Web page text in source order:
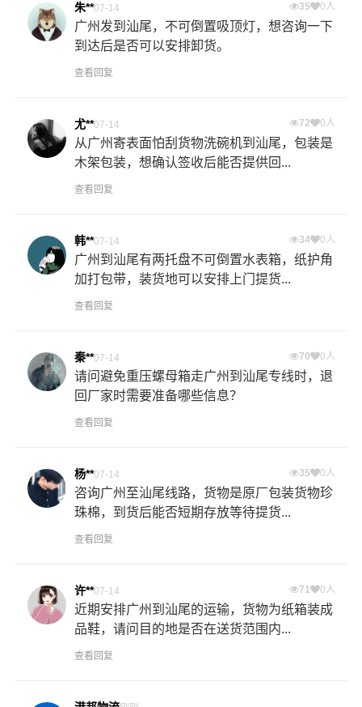
朱**07-14 35 0人
广州发到汕尾，不可倒置吸顶灯，想咨询一下
到达后是否可以安排卸货。
查看回复
尤**07-14 72 0人
从广州寄表面怕刮货物洗碗机到汕尾，包装是
木架包装，想确认签收后能否提供回...
查看回复
韩**07-14 34 0人
广州到汕尾有两托盘不可倒置水表箱，纸护角
加打包带，装货地可以安排上门提货...
查看回复
秦**07-14 70 0人
请问避免重压螺母箱走广州到汕尾专线时，退
回厂家时需要准备哪些信息？
查看回复
杨**07-14 35 0人
咨询广州至汕尾线路，货物是原厂包装货物珍
珠棉，到货后能否短期存放等待提货...
查看回复
许**07-14 71 0人
近期安排广州到汕尾的运输，货物为纸箱装成
品鞋，请问目的地是否在送货范围内...
查看回复